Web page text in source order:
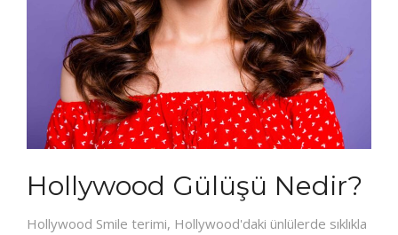
Hollywood Gülüşü Nedir?
Hollywood Smile terimi, Hollywood'daki ünlülerde sıklıkla